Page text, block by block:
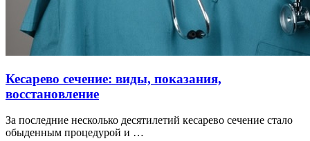
Кесарево сечение: виды, показания,
восстановление
За последние несколько десятилетий кесарево сечение стало
обыденным процедурой и …